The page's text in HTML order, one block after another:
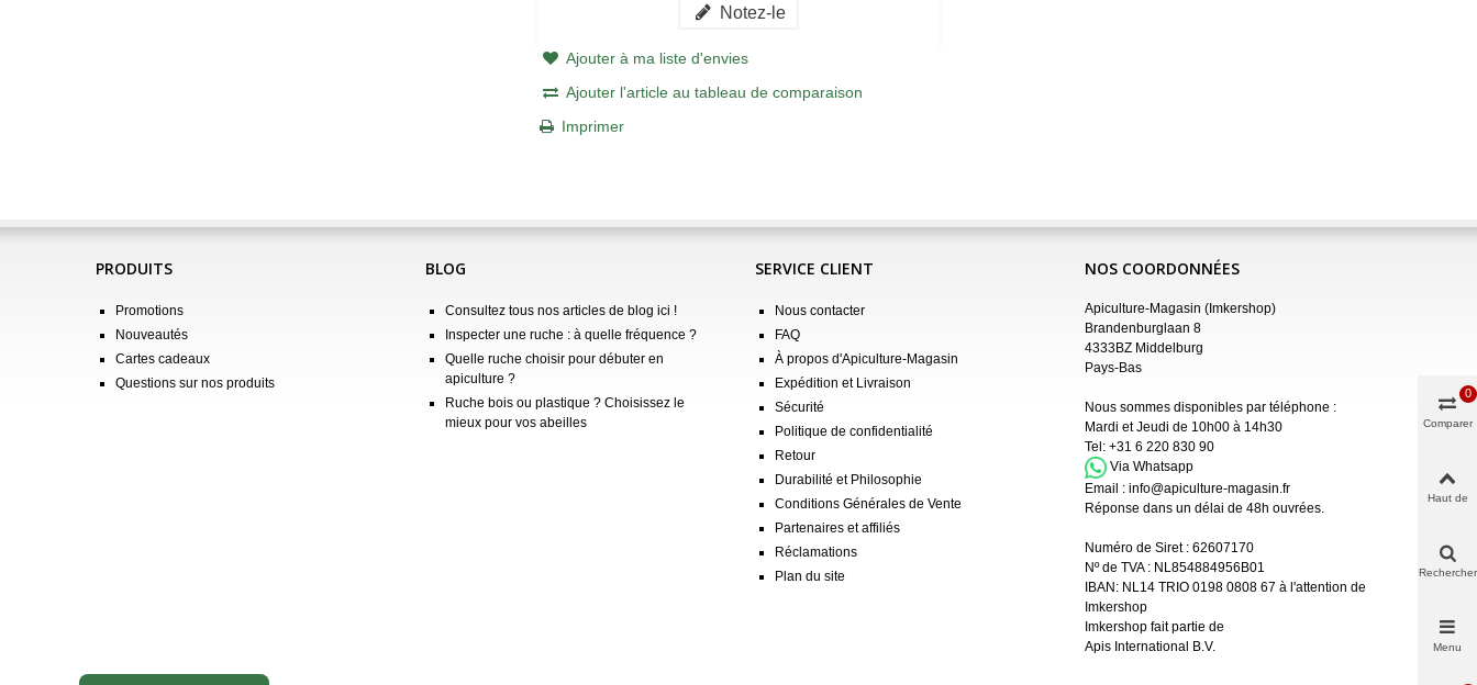
Notez-le
Ajouter à ma liste d'envies
Ajouter l'article au tableau de comparaison
Imprimer
PRODUITS
Promotions
Nouveautés
Cartes cadeaux
Questions sur nos produits
BLOG
Consultez tous nos articles de blog ici !
Inspecter une ruche : à quelle fréquence ?
Quelle ruche choisir pour débuter en
apiculture ?
Ruche bois ou plastique ? Choisissez le
mieux pour vos abeilles
SERVICE CLIENT
Nous contacter
FAQ
À propos d'Apiculture-Magasin
Expédition et Livraison
Sécurité
Politique de confidentialité
Retour
Durabilité et Philosophie
Conditions Générales de Vente
Partenaires et affiliés
Réclamations
Plan du site
NOS COORDONNÉES
Apiculture-Magasin (Imkershop)
Brandenburglaan 8
4333BZ Middelburg
Pays-Bas
Nous sommes disponibles par téléphone :
Mardi et Jeudi de 10h00 à 14h30
Tel: +31 6 220 830 90
Via Whatsapp
Email : info@apiculture-magasin.fr
Réponse dans un délai de 48h ouvrées.
Numéro de Siret : 62607170
Nº de TVA : NL854884956B01
IBAN: NL14 TRIO 0198 0808 67 à l'attention de
Imkershop
Imkershop fait partie de
Apis International B.V.
Comparer
0
Haut de
Rechercher
Menu